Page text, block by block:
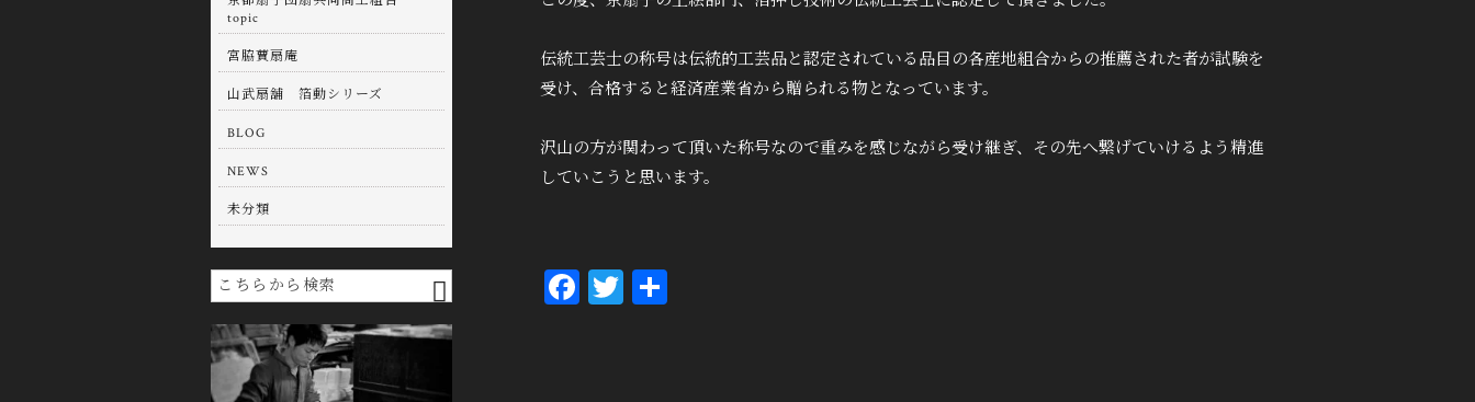
伝統工芸士の称号は伝統的工芸品と認定されている品目の各産地組合からの推薦された者が試験を
受け、合格すると経済産業省から贈られる物となっています。
沢山の方が関わって頂いた称号なので重みを感じながら受け継ぎ、その先へ繋げていけるよう精進
していこうと思います。
Fa T
topic
宮脇蕒扇庵
山武扇舖 箔動シリーズ
BLOG
NEWS
未分類